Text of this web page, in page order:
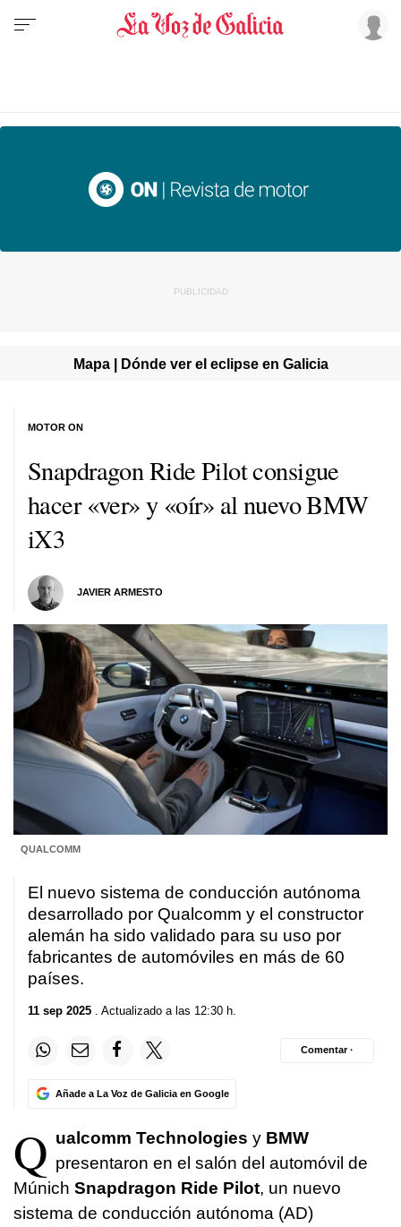
Mapa | Dónde ver el eclipse en Galicia
Snapdragon Ride Pilot consigue
hacer «ver» y «oír» al nuevo BMW
iX3
JAVIER ARMESTO
MOTOR ON
QUALCOMM
El nuevo sistema de conducción autónoma
desarrollado por Qualcomm y el constructor
alemán ha sido validado para su uso por
fabricantes de automóviles en más de 60
países.
11 sep 2025 . Actualizado a las 12:30 h.
Añade a La Voz de Galicia en Google
Comentar ·
Q ualcomm Technologies y BMW
presentaron en el salón del automóvil de
Múnich Snapdragon Ride Pilot, un nuevo
sistema de conducción autónoma (AD)